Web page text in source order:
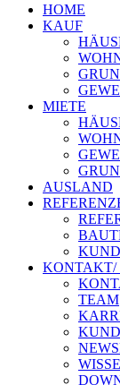
HOME
KAUF
MIETE
AUSLAND
KONTAKT/
TEAM